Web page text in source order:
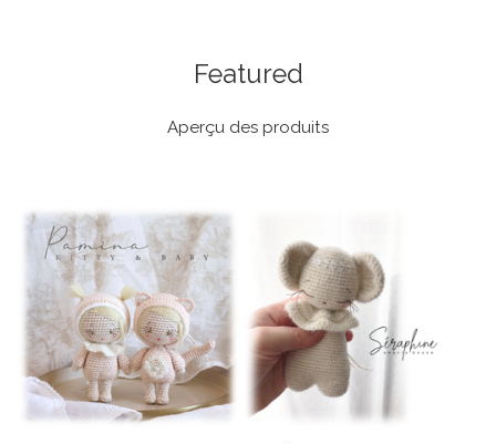
Featured
Aperçu des produits